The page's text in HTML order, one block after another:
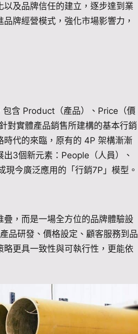
及品牌信任的建立，逐步達到業
牌經營模式，強化市場影響力，
含 Product（產品）、Price（價
對實體產品銷售所建構的基本行銷
代的來臨，原有的 4P 架構漸漸
3個新元素：People（人員）、
今廣泛應用的「行銷7P」模型。
，而是一場全方位的品牌體驗設
品研發、價格設定、顧客服務到品
更具一致性與可執行性，更能依